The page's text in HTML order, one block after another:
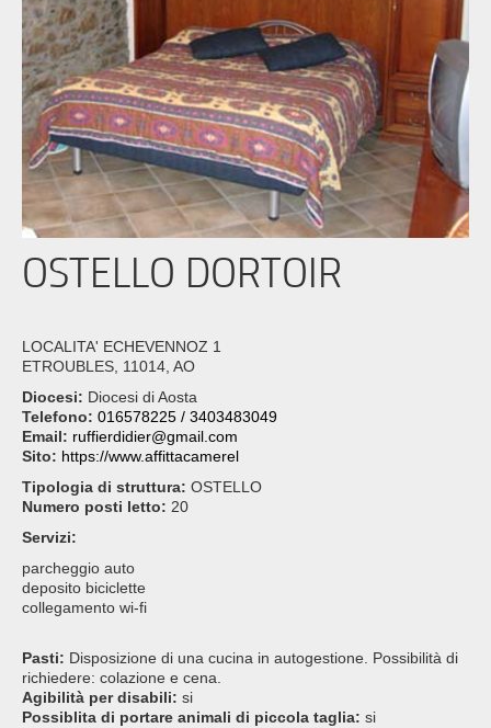
OSTELLO DORTOIR
LOCALITA' ECHEVENNOZ 1
ETROUBLES, 11014, AO
Diocesi: Diocesi di Aosta
Telefono: 016578225 / 3403483049
Email: ruffierdidier@gmail.com
Sito: https://www.affittacamerel
Tipologia di struttura: OSTELLO
Numero posti letto: 20
Servizi:
parcheggio auto
deposito biciclette
collegamento wi-fi
Pasti: Disposizione di una cucina in autogestione. Possibilità di
richiedere: colazione e cena.
Agibilità per disabili: si
Possiblita di portare animali di piccola taglia: si